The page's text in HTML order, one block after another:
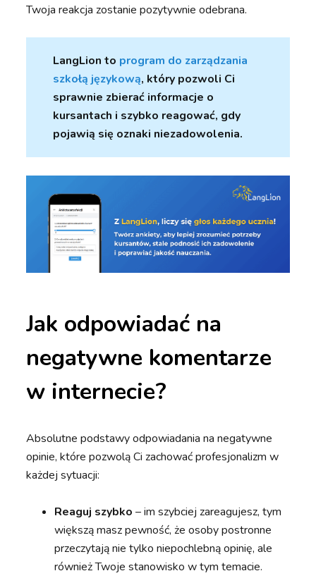
Twoja reakcja zostanie pozytywnie odebrana.
LangLion to program do zarządzania
szkołą językową, który pozwoli Ci
sprawnie zbierać informacje o
kursantach i szybko reagować, gdy
pojawią się oznaki niezadowolenia.
Jak odpowiadać na
negatywne komentarze
w internecie?
Absolutne podstawy odpowiadania na negatywne
opinie, które pozwolą Ci zachować profesjonalizm w
każdej sytuacji:
Reaguj szybko – im szybciej zareagujesz, tym
większą masz pewność, że osoby postronne
przeczytają nie tylko niepochlebną opinię, ale
również Twoje stanowisko w tym temacie.